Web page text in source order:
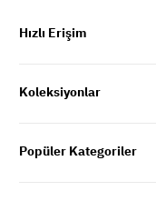
Hızlı Erişim
Koleksiyonlar
Popüler Kategoriler